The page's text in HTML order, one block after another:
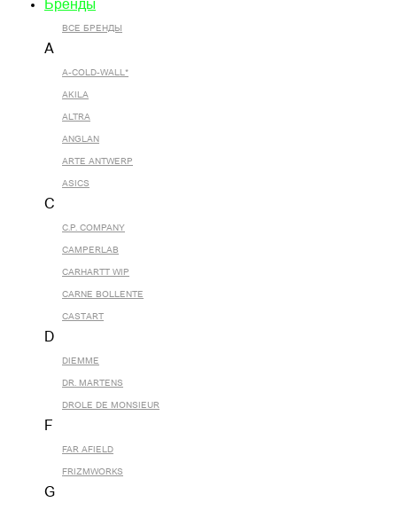
Бренды
ВСЕ БРЕНДЫ
A
A-COLD-WALL*
AKILA
ALTRA
ANGLAN
ARTE ANTWERP
ASICS
C
C.P. COMPANY
CAMPERLAB
CARHARTT WIP
CARNE BOLLENTE
CASTART
D
DIEMME
DR. MARTENS
DROLE DE MONSIEUR
F
FAR AFIELD
FRIZMWORKS
G